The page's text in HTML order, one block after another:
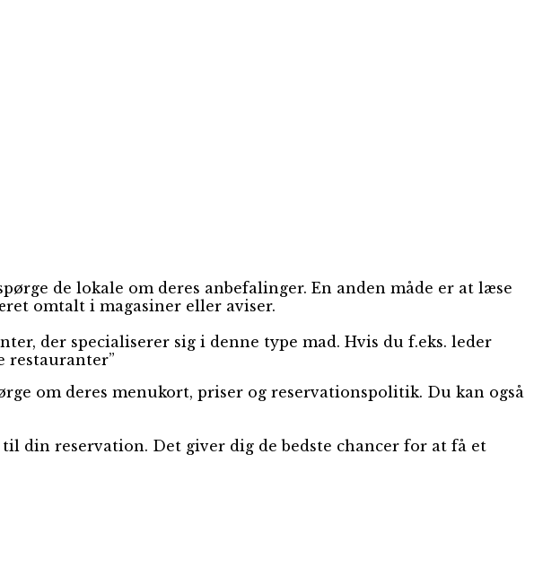
de lokale om deres anbefalinger. En anden måde er at læse
omtalt i magasiner eller aviser.
der specialiserer sig i denne type mad. Hvis du f.eks. leder
restauranter”
om deres menukort, priser og reservationspolitik. Du kan også
din reservation. Det giver dig de bedste chancer for at få et